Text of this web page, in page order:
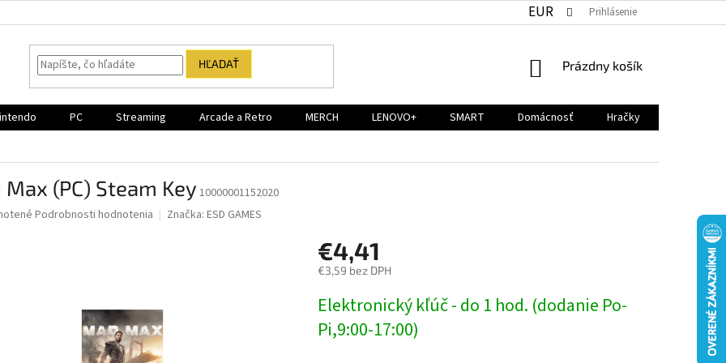
EUR Prihlásenie
HĽADAŤ
NÁKUPNÝ
Prázdny košík
PC Streaming Arcade a Retro MERCH LENOVO+ SMART Domácnosť
Hračky
Max (PC) Steam Key 10000001152020
Podrobnosti hodnotenia Značka: ESD GAMES
€4,41
€3,59 bez DPH
cena:
Elektronický kľúč - do 1 hod. (dodanie Po-
Pi,9:00-17:00)